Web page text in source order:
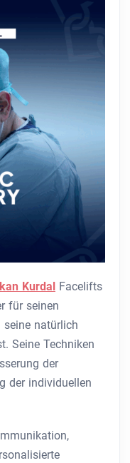
Kurdal
Facelifts
für seinen
seine natürlich
Seine Techniken
der
der individuellen